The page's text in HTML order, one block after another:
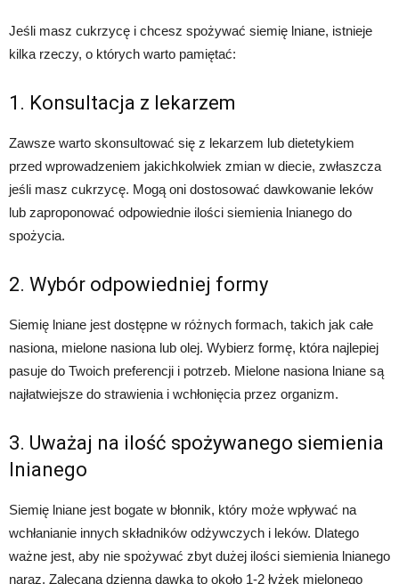
Jeśli masz cukrzycę i chcesz spożywać siemię lniane, istnieje
kilka rzeczy, o których warto pamiętać:
1. Konsultacja z lekarzem
Zawsze warto skonsultować się z lekarzem lub dietetykiem
przed wprowadzeniem jakichkolwiek zmian w diecie, zwłaszcza
jeśli masz cukrzycę. Mogą oni dostosować dawkowanie leków
lub zaproponować odpowiednie ilości siemienia lnianego do
spożycia.
2. Wybór odpowiedniej formy
Siemię lniane jest dostępne w różnych formach, takich jak całe
nasiona, mielone nasiona lub olej. Wybierz formę, która najlepiej
pasuje do Twoich preferencji i potrzeb. Mielone nasiona lniane są
najłatwiejsze do strawienia i wchłonięcia przez organizm.
3. Uważaj na ilość spożywanego siemienia
lnianego
Siemię lniane jest bogate w błonnik, który może wpływać na
wchłanianie innych składników odżywczych i leków. Dlatego
ważne jest, aby nie spożywać zbyt dużej ilości siemienia lnianego
naraz. Zalecana dzienna dawka to około 1-2 łyżek mielonego